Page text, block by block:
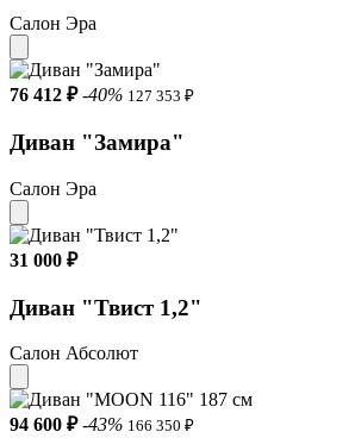
Салон Эра
76 412 ₽ -40% 127 353 ₽
Диван "Замира"
Салон Эра
31 000 ₽
Диван "Твист 1,2"
Салон Абсолют
94 600 ₽ -43% 166 350 ₽